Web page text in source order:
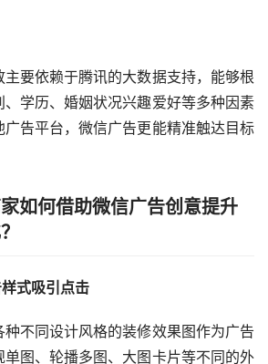
要依赖于腾讯的大数据支持，能够根
学历、婚姻状况兴趣爱好等多种因素
告平台，微信广告更能精准触达目标
如何借助微信广告创意提升
式吸引点击
不同设计风格的装修效果图作为广告
图、轮播多图、大图卡片等不同的外